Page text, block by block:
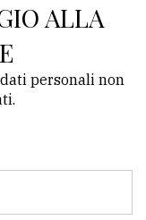
ALLA
personali non